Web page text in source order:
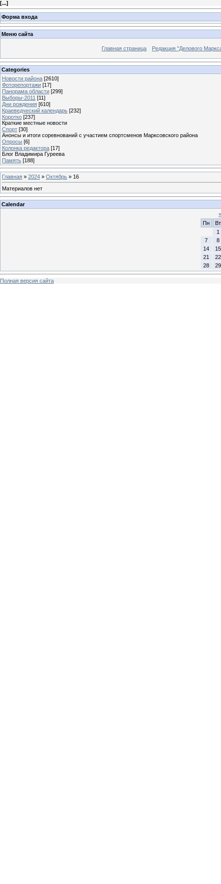
[...]
Форма входа
Меню сайта
Главная страница Редакция "Делового
Categories
Новости района [2610]
Фоторепортажи [17]
Панорама области [299]
Выборы-2011 [11]
Дни рождения [610]
Краеведческий календарь [232]
Коротко [237]
Краткие местные новости
Спорт [30]
Анонсы и итоги соревнований с участием спортсменов Марксовского района
Опросы [6]
Колонка редактора [17]
Блог Владимира Гуреева
Память [188]
Главная » 2024 » Октябрь » 16
Материалов нет
Calendar
«
Пн
Вт
1
7
8
14
15
21
22
28
29
Полная версия сайта